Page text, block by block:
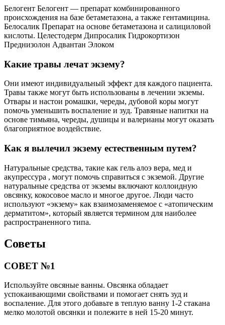
Белогент Белогент — препарат комбинированного
происхождения на базе бетаметазона, а также гентамицина.
Белосалик Препарат на основе бетаметазона и салициловой
кислоты. Целестодерм Дипросалик Гидрокортизон
Преднизолон Адвантан Элоком
Какие травы лечат экзему?
Они имеют индивидуальный эффект для каждого пациента.
Травы также могут быть использованы в лечении экземы.
Отвары и настои ромашки, череды, дубовой коры могут
помочь уменьшить воспаление и зуд. Травяные напитки на
основе тимьяна, череды, душицы и валерианы могут оказать
благоприятное воздействие.
Как я вылечил экзему естественным путем?
Натуральные средства, такие как гель алоэ вера, мед и
акупрессура , могут помочь справиться с экземой. Другие
натуральные средства от экземы включают коллоидную
овсянку, кокосовое масло и многое другое. Люди часто
используют «экзему» как взаимозаменяемое с «атопическим
дерматитом», который является термином для наиболее
распространенного типа.
Советы
СОВЕТ №1
Используйте овсяные ванны. Овсянка обладает
успокаивающими свойствами и помогает снять зуд и
воспаление. Для этого добавьте в теплую ванну 1-2 стакана
мелко молотой овсянки и полежите в ней 15-20 минут.